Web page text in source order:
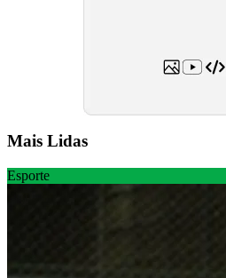
Mais Lidas
Esporte